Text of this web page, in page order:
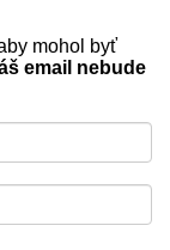
mohol byť
email nebude